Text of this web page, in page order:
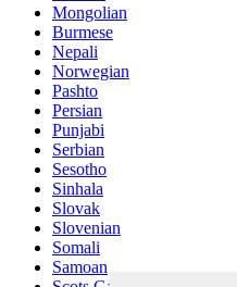
Mongolian
Burmese
Nepali
Norwegian
Pashto
Persian
Punjabi
Serbian
Sesotho
Sinhala
Slovak
Slovenian
Somali
Samoan